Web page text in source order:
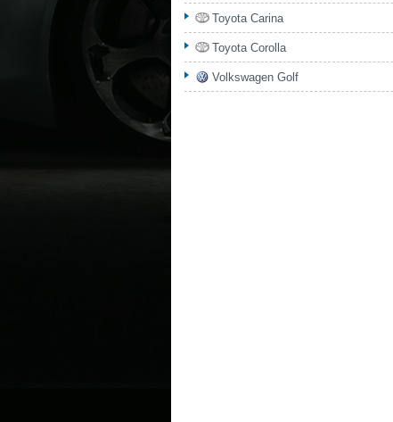
Toyota Carina
Toyota Corolla
Volkswagen Golf